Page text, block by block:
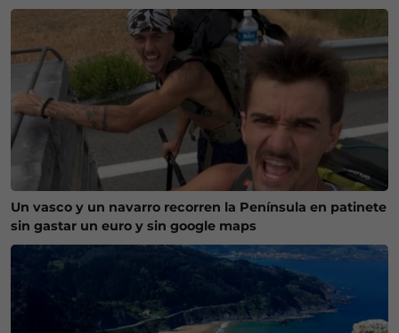
Un vasco y un navarro recorren la Península en patinete
sin gastar un euro y sin google maps